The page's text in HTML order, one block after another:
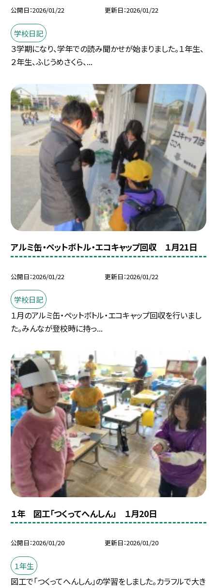
公開日 2026/01/22 更新日 2026/01/22
学校日記
３学期になり、学年での読み聞かせが始まりました。１年生、
２年生、ふじうめさくら、...
アルミ缶・ペットボトル・エコキャップ回収 １月21日
公開日 2026/01/22 更新日 2026/01/22
学校日記
１月のアルミ缶・ペットボトル・エコキャップ回収を行いまし
た。みんなが登校時に持っ...
１年 図工「つくってへんしん」 １月20日
公開日 2026/01/20 更新日 2026/01/20
１年生
図工で「つくってへんしん」の学習をしました。カラフルで大き